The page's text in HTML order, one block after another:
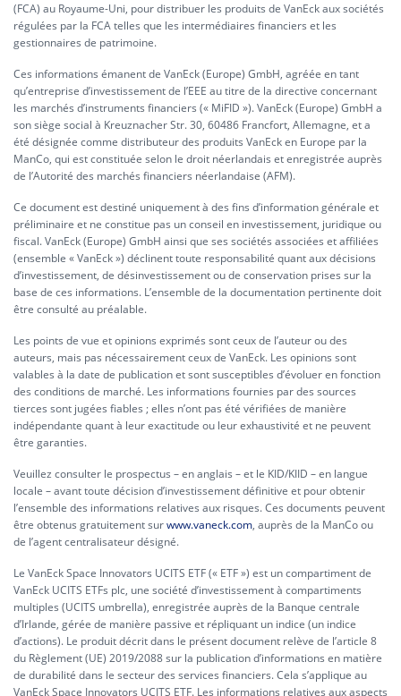
(FCA) au Royaume-Uni, pour distribuer les produits de VanEck aux sociétés
régulées par la FCA telles que les intermédiaires financiers et les
gestionnaires de patrimoine.
Ces informations émanent de VanEck (Europe) GmbH, agréée en tant
qu’entreprise d’investissement de l’EEE au titre de la directive concernant
les marchés d’instruments financiers (« MiFID »). VanEck (Europe) GmbH a
son siège social à Kreuznacher Str. 30, 60486 Francfort, Allemagne, et a
été désignée comme distributeur des produits VanEck en Europe par la
ManCo, qui est constituée selon le droit néerlandais et enregistrée auprès
de l’Autorité des marchés financiers néerlandaise (AFM).
Ce document est destiné uniquement à des fins d’information générale et
préliminaire et ne constitue pas un conseil en investissement, juridique ou
fiscal. VanEck (Europe) GmbH ainsi que ses sociétés associées et affiliées
(ensemble « VanEck ») déclinent toute responsabilité quant aux décisions
d’investissement, de désinvestissement ou de conservation prises sur la
base de ces informations. L’ensemble de la documentation pertinente doit
être consulté au préalable.
Les points de vue et opinions exprimés sont ceux de l’auteur ou des
auteurs, mais pas nécessairement ceux de VanEck. Les opinions sont
valables à la date de publication et sont susceptibles d’évoluer en fonction
des conditions de marché. Les informations fournies par des sources
tierces sont jugées fiables ; elles n’ont pas été vérifiées de manière
indépendante quant à leur exactitude ou leur exhaustivité et ne peuvent
être garanties.
Veuillez consulter le prospectus – en anglais – et le KID/KIID – en langue
locale – avant toute décision d’investissement définitive et pour obtenir
l’ensemble des informations relatives aux risques. Ces documents peuvent
être obtenus gratuitement surwww.vaneck.com, auprès de la ManCo ou
de l’agent centralisateur désigné.
Le VanEck Space Innovators UCITS ETF (« ETF ») est un compartiment de
VanEck UCITS ETFs plc, une société d’investissement à compartiments
multiples (UCITS umbrella), enregistrée auprès de la Banque centrale
d’Irlande, gérée de manière passive et répliquant un indice (un indice
d’actions). Le produit décrit dans le présent document relève de l’article 8
du Règlement (UE) 2019/2088 sur la publication d’informations en matière
de durabilité dans le secteur des services financiers. Cela s’applique au
VanEck Space Innovators UCITS ETF. Les informations relatives aux aspects